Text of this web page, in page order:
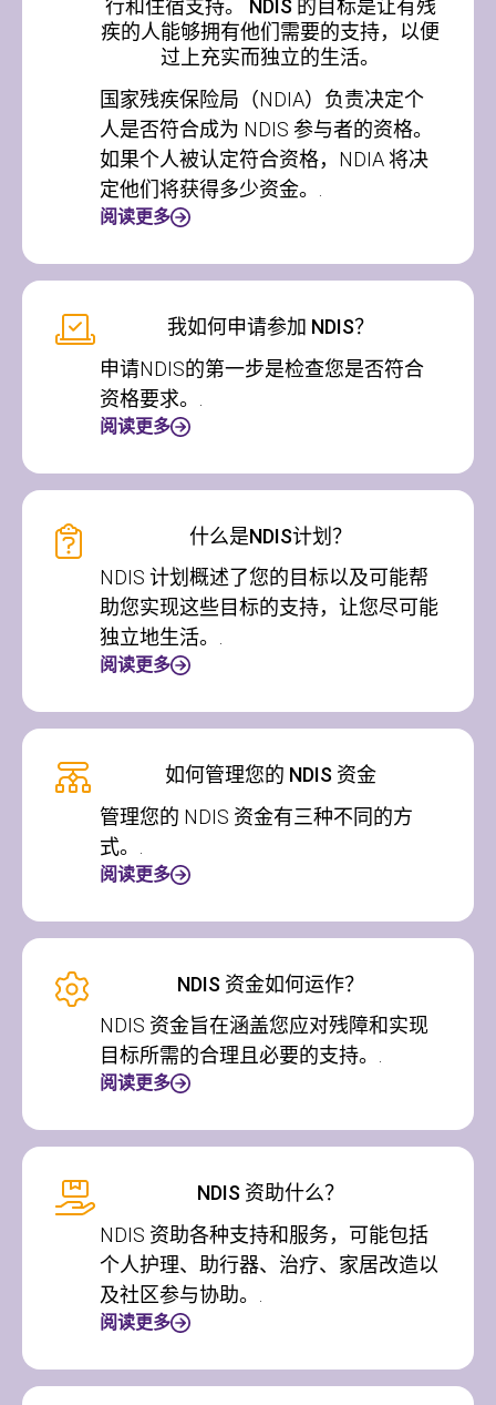
行和住宿支持。 NDIS 的目标是让有残
疾的人能够拥有他们需要的支持，以便
过上充实而独立的生活。
国家残疾保险局（NDIA）负责决定个
人是否符合成为 NDIS 参与者的资格。
如果个人被认定符合资格，NDIA 将决
定他们将获得多少资金。.
阅读更多
我如何申请参加 NDIS？
申请NDIS的第一步是检查您是否符合
资格要求。.
阅读更多
什么是NDIS计划？
NDIS 计划概述了您的目标以及可能帮
助您实现这些目标的支持，让您尽可能
独立地生活。.
阅读更多
如何管理您的 NDIS 资金
管理您的 NDIS 资金有三种不同的方
式。.
阅读更多
NDIS 资金如何运作？
NDIS 资金旨在涵盖您应对残障和实现
目标所需的合理且必要的支持。.
阅读更多
NDIS 资助什么？
NDIS 资助各种支持和服务，可能包括
个人护理、助行器、治疗、家居改造以
及社区参与协助。.
阅读更多